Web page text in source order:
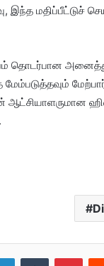
மதிப்பீட்டுச்
தொடர்பான